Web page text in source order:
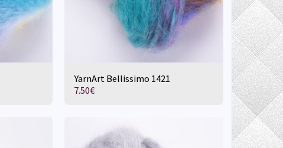
YarnArt Bellissimo 1421
7.50€